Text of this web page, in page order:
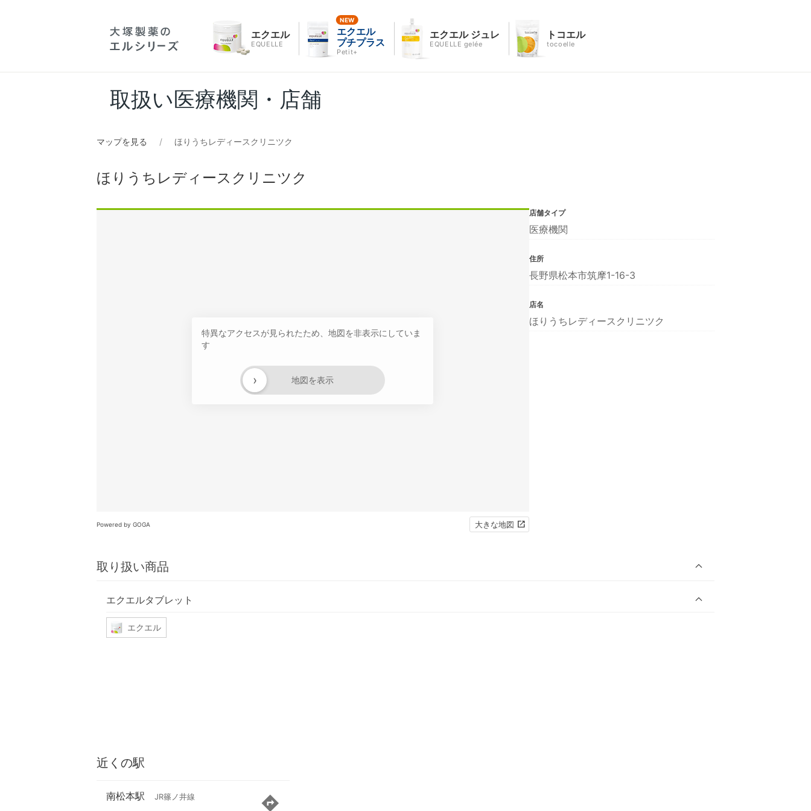
エクエル
EQUELLE
エクエル
プチプラス
Petit+
エクエル ジュレ
EQUELLE gelée
トコエル
tocoelle
取扱い医療機関・店舗
マップを見る ほりうちレディースクリニツク
ほりうちレディースクリニツク
特異なアクセスが見られたため、地図を非表示にしていま
す
地図を表示
›
Powered by GOGA 大きな地図
取り扱い商品
エクエルタブレット
エクエル
店舗タイプ
医療機関
住所
長野県松本市筑摩1-16-3
店名
ほりうちレディースクリニツク
近くの駅
南松本駅 JR篠ノ井線